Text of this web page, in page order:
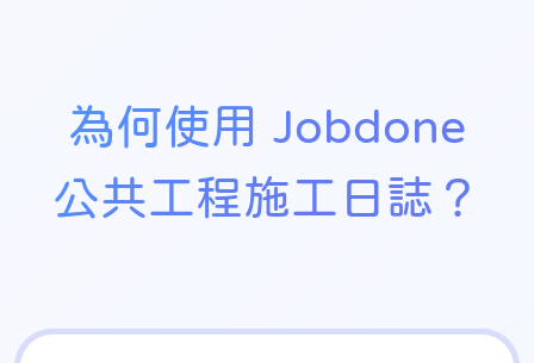
為何使用 Jobdone
公共工程施工日誌？